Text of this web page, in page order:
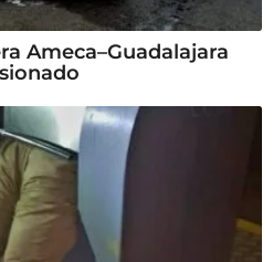
Ameca–Guadalajara